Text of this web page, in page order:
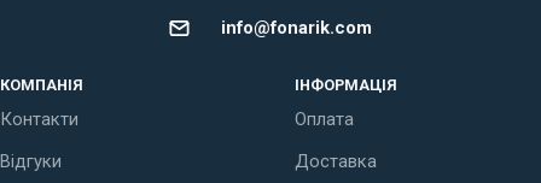
info@fonarik.com
КОМПАНІЯ
Контакти
Відгуки
ІНФОРМАЦІЯ
Оплата
Доставка